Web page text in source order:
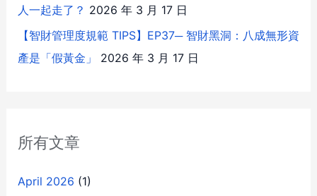
人一起走了？ 2026 年 3 月 17 日
【智財管理度規範 TIPS】EP37─ 智財黑洞：八成無形資
產是「假黃金」
2026 年 3 月 17 日
所有文章
April 2026 (1)